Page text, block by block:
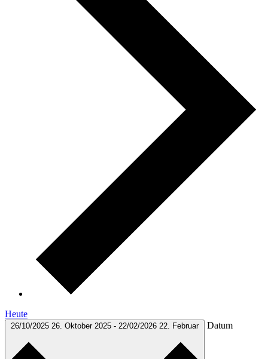
Heute
26/10/2025 26. Oktober 2025 - 22/02/2026 22. Februar Datum